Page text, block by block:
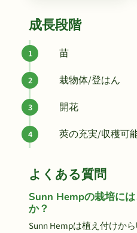
成長段階
苗
栽物体/登はん
開花
莢の充実/収穫可
よくある質問
Sunn Hempの栽培に
か？
Sunn Hempは植え付けか